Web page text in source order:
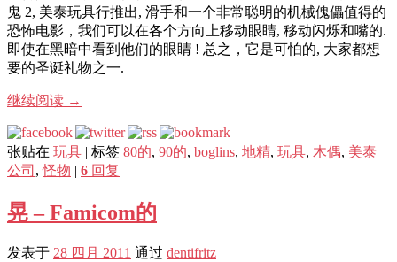
鬼 2, 美泰玩具行推出, 滑手和一个非常聪明的机械傀儡值得的
恐怖电影，我们可以在各个方向上移动眼睛, 移动闪烁和嘴的.
即使在黑暗中看到他们的眼睛 ! 总之，它是可怕的, 大家都想
要的圣诞礼物之一.
继续阅读 →
张贴在 玩具 | 标签 80的, 90的, boglins, 地精, 玩具, 木偶, 美泰
公司 ,怪物 | 6 回复
晃 – Famicom的
发表于 28 四月 2011 通过 dentifritz